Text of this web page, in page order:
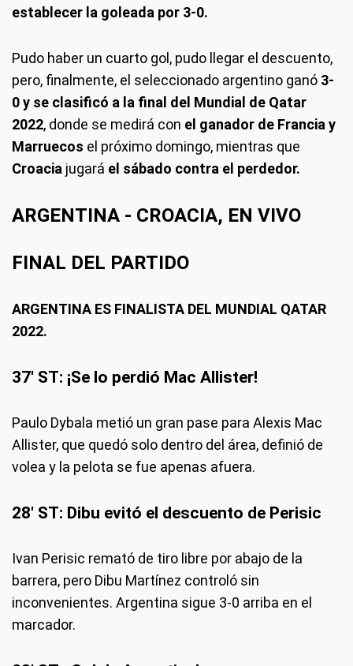
establecer la goleada por 3-0.
Pudo haber un cuarto gol, pudo llegar el descuento,
pero, finalmente, el seleccionado argentino ganó 3-
0 y se clasificó a la final del Mundial de Qatar
2022, donde se medirá con el ganador de Francia y
Marruecos el próximo domingo, mientras que
Croacia jugará el sábado contra el perdedor.
ARGENTINA - CROACIA, EN VIVO
FINAL DEL PARTIDO
ARGENTINA ES FINALISTA DEL MUNDIAL QATAR
2022.
37' ST: ¡Se lo perdió Mac Allister!
Paulo Dybala metió un gran pase para Alexis Mac
Allister, que quedó solo dentro del área, definió de
volea y la pelota se fue apenas afuera.
28' ST: Dibu evitó el descuento de Perisic
Ivan Perisic remató de tiro libre por abajo de la
barrera, pero Dibu Martínez controló sin
inconvenientes. Argentina sigue 3-0 arriba en el
marcador.